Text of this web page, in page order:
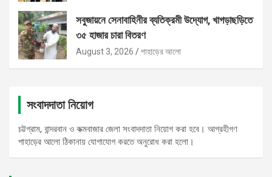
সবুজায়নে সেনাবাহিনীর ব্যতিক্রমী উদ্যোগ, খাগড়াছড়িতে
৩৫ হাজার চারা বিতরণ
August 3, 2026 পাহাড়ের আলো
সংবাদদাতা নিয়োগ
চট্টগ্রাম, বান্দরবান ও কক্মবাজার জেলা সংবাদদাতা নিয়োগ করা হবে। আগ্রহীগণ
পাহাড়ের আলো ঠিকানায় যোগাযোগ করতে অনুরোধ করা হলো।